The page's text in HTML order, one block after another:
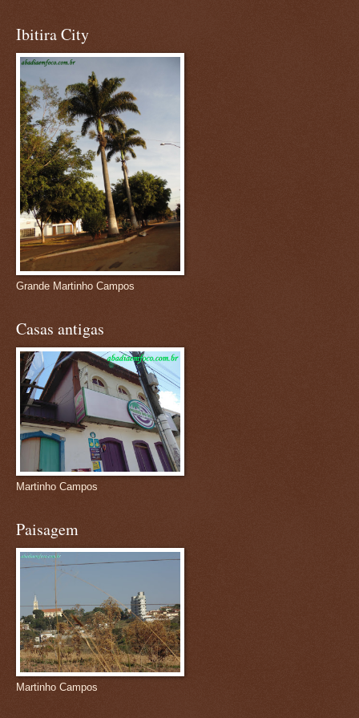
Ibitira City
Grande Martinho Campos
Casas antigas
Martinho Campos
Paisagem
Martinho Campos